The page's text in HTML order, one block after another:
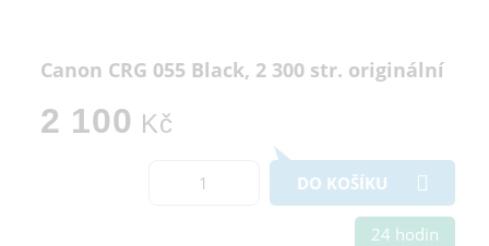
Canon CRG 055 Black, 2 300 str. originální
2 100 Kč
DO KOŠÍKU
24 hodin